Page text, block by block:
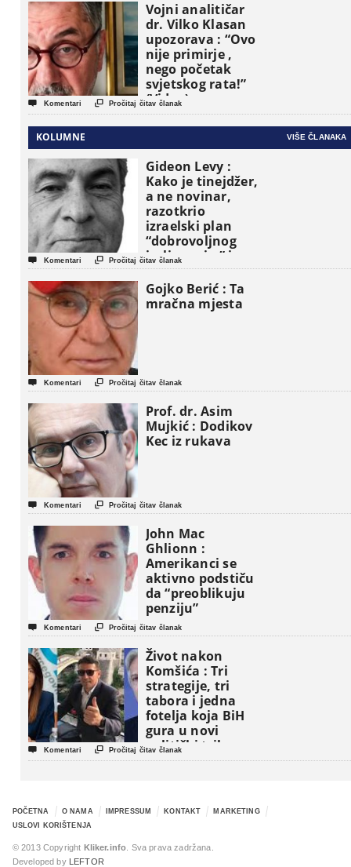
Vojni analitičar
dr. Vilko Klasan
upozorava : “Ovo
nije primirje ,
nego početak
svjetskog rata!”
(Video)
 Komentari  Pročitaj čitav članak
KOLUMNE VIŠE ČLANAKA
Gideon Levy :
Kako je tinejdžer,
a ne novinar,
razotkrio
izraelski plan
“dobrovoljnog
iseljavanja ” iz
Gaze
 Komentari  Pročitaj čitav članak
Gojko Berić : Ta
mračna mjesta
 Komentari  Pročitaj čitav članak
Prof. dr. Asim
Mujkić : Dodikov
Kec iz rukava
 Komentari  Pročitaj čitav članak
John Mac
Ghlionn :
Amerikanci se
aktivno podstiču
da “preoblikuju
penziju”
 Komentari  Pročitaj čitav članak
Život nakon
Komšića : Tri
strategije, tri
tabora i jedna
fotelja koja BiH
gura u novi
politički triler
 Komentari  Pročitaj čitav članak
POČETNA O NAMA IMPRESSUM KONTAKT
MARKETING
USLOVI KORIŠTENJA
© 2013 Copyright Kliker.info . Sva prava zadržana.
Developed by
LEFTOR